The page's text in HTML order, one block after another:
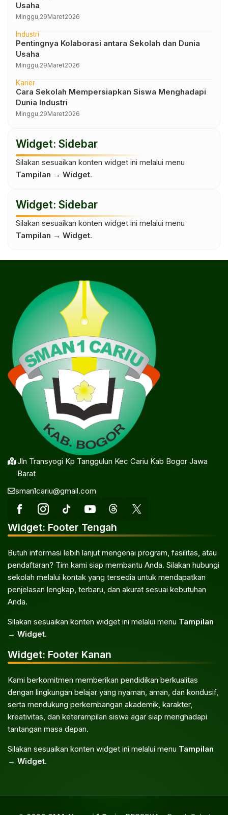
Usaha
Minggu,29Maret2026
Industri
Pentingnya Kolaborasi antara Sekolah dan Dunia
Usaha
Minggu,29Maret2026
Karier
Cara Sekolah Mempersiapkan Siswa Menghadapi
Dunia Industri
Minggu,29Maret2026
Widget: Sidebar
Silakan sesuaikan konten widget ini melalui menu
Tampilan → Widget.
Widget: Sidebar
Silakan sesuaikan konten widget ini melalui menu
Tampilan → Widget.
Jln Transyogi Kp Tanggulun Kec Cariu Kab Bogor Jawa
Barat
sman1cariu@gmail.com
Widget: Footer Tengah
Butuh informasi lebih lanjut mengenai program, fasilitas, atau
pendaftaran? Tim kami siap membantu Anda. Silakan hubungi
sekolah melalui kontak yang tersedia untuk mendapatkan
penjelasan lengkap, terbaru, dan akurat sesuai kebutuhan
Anda.
Silakan sesuaikan konten widget ini melalui menu Tampilan
→ Widget.
Widget: Footer Kanan
Kami berkomitmen memberikan pendidikan berkualitas
dengan lingkungan belajar yang nyaman, aman, dan kondusif,
serta mendukung perkembangan akademik, karakter,
kreativitas, dan keterampilan siswa agar siap menghadapi
tantangan masa depan.
Silakan sesuaikan konten widget ini melalui menu Tampilan
→ Widget.